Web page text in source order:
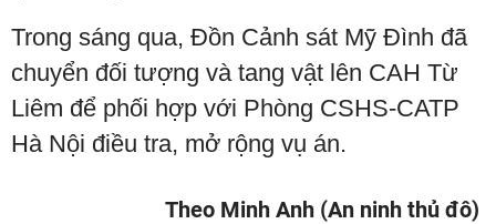
Trong sáng qua, Đồn Cảnh sát Mỹ Đình đã
chuyển đối tượng và tang vật lên CAH Từ
Liêm để phối hợp với Phòng CSHS-CATP
Hà Nội điều tra, mở rộng vụ án.
Theo Minh Anh (An ninh thủ đô)